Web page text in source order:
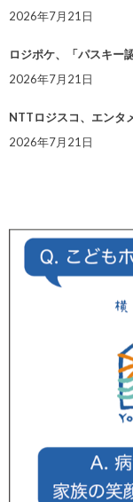
2026年7月21日
ロジポケ、「パスキー
2026年7月21日
NTTロジスコ、エンタ
2026年7月21日